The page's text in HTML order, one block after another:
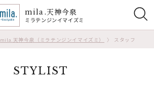
mila.天神今泉（ミラテンジンイマイズミ） スタッフ
mila.天神今泉
ミラテンジンイマイズミ
STYLIST